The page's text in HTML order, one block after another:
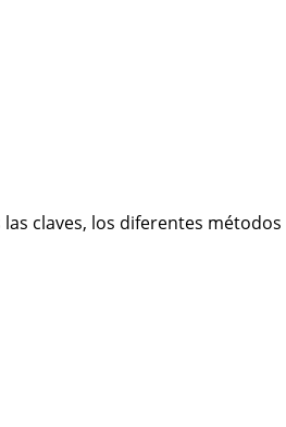
claves, los diferentes métodos